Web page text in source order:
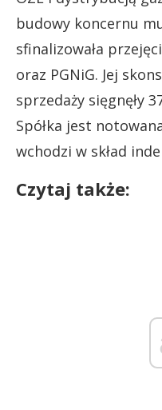
budowy koncernu
sfinalizowała
oraz PGNiG. Jej
sprzedaży sięgnęły
Spółka jest
wchodzi w skład
Czytaj także: